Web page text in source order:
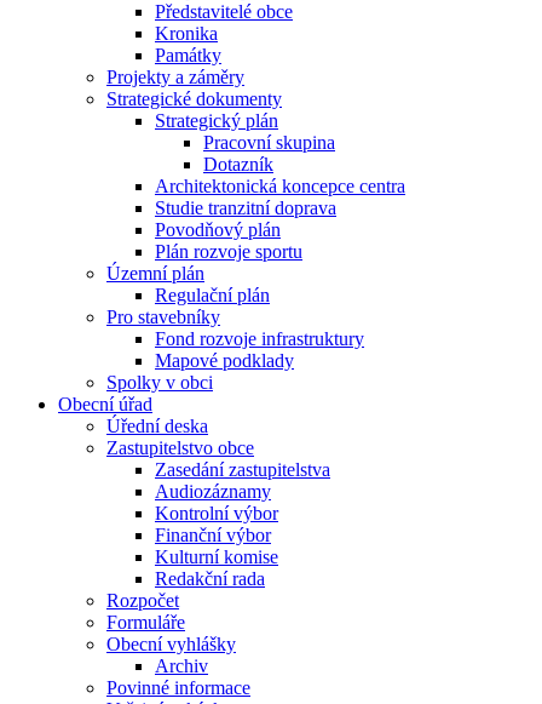
Představitelé obce
Kronika
Památky
Projekty a záměry
Strategické dokumenty
Strategický plán
Pracovní skupina
Dotazník
Architektonická koncepce centra
Studie tranzitní doprava
Povodňový plán
Plán rozvoje sportu
Územní plán
Regulační plán
Pro stavebníky
Fond rozvoje infrastruktury
Mapové podklady
Spolky v obci
Obecní úřad
Úřední deska
Zastupitelstvo obce
Zasedání zastupitelstva
Audiozáznamy
Kontrolní výbor
Finanční výbor
Kulturní komise
Redakční rada
Rozpočet
Formuláře
Obecní vyhlášky
Archiv
Povinné informace